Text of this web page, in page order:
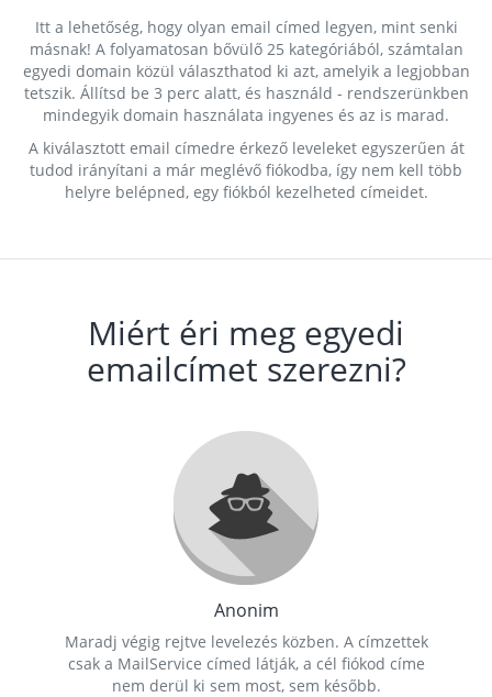
Itt a lehetőség, hogy olyan email címed legyen, mint senki
másnak! A folyamatosan bővülő 25 kategóriából, számtalan
egyedi domain közül választhatod ki azt, amelyik a legjobban
tetszik. Állítsd be 3 perc alatt, és használd - rendszerünkben
mindegyik domain használata ingyenes és az is marad.
A kiválasztott email címedre érkező leveleket egyszerűen át
tudod irányítani a már meglévő fiókodba, így nem kell több
helyre belépned, egy fiókból kezelheted címeidet.
Miért éri meg egyedi
emailcímet szerezni?
Anonim
Maradj végig rejtve levelezés közben. A címzettek
csak a MailService címed látják, a cél fiókod címe
nem derül ki sem most, sem később.